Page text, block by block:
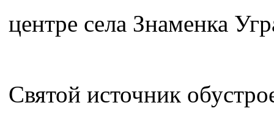
центре села Знаменка
Святой источник